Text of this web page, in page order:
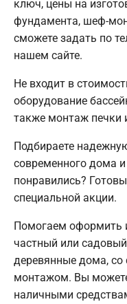
ключ, цены на
фундамента, шеф-
сможете задать по
нашем сайте.
Не входит в
оборудование
также монтаж печки
Подбираете
современного дома
понравились?
специальной акции.
Помогаем оформить
частный или
деревянные дома, со
монтажом. Вы
наличными